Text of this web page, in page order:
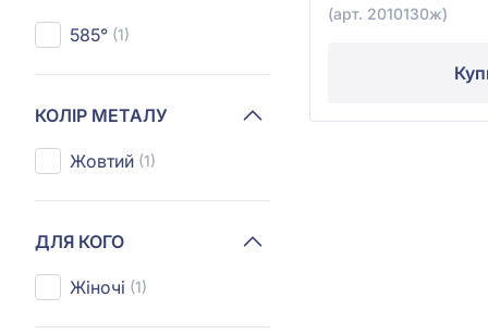
585° (1)
КОЛІР МЕТАЛУ
Жовтий (1)
ДЛЯ КОГО
Жіночі (1)
(арт. 2010130ж)